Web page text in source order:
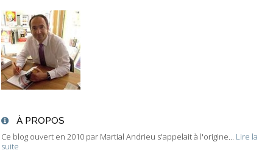
À PROPOS
Ce blog ouvert en 2010 par Martial Andrieu s'appelait à l'origine... Lire la
suite